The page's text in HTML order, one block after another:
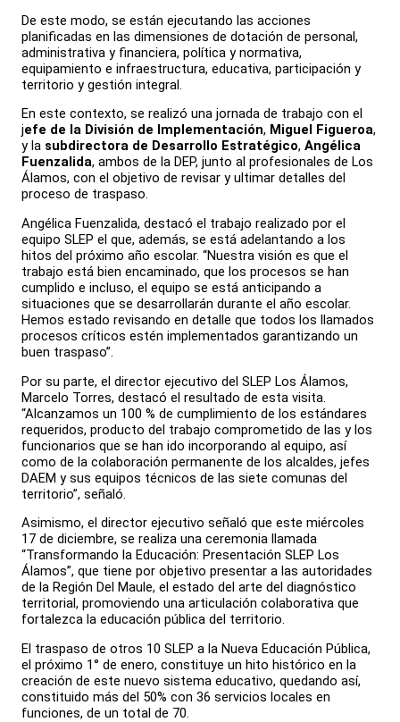
De este modo, se están ejecutando las acciones
planificadas en las dimensiones de dotación de personal,
administrativa y financiera, política y normativa,
equipamiento e infraestructura, educativa, participación y
territorio y gestión integral.
En este contexto, se realizó una jornada de trabajo con el
jefe de la División de Implementación, Miguel Figueroa,
y la subdirectora de Desarrollo Estratégico, Angélica
Fuenzalida, ambos de la DEP, junto al profesionales de Los
Álamos, con el objetivo de revisar y ultimar detalles del
proceso de traspaso.
Angélica Fuenzalida, destacó el trabajo realizado por el
equipo SLEP el que, además, se está adelantando a los
hitos del próximo año escolar. “Nuestra visión es que el
trabajo está bien encaminado, que los procesos se han
cumplido e incluso, el equipo se está anticipando a
situaciones que se desarrollarán durante el año escolar.
Hemos estado revisando en detalle que todos los llamados
procesos críticos estén implementados garantizando un
buen traspaso”.
Por su parte, el director ejecutivo del SLEP Los Álamos,
Marcelo Torres, destacó el resultado de esta visita.
“Alcanzamos un 100 % de cumplimiento de los estándares
requeridos, producto del trabajo comprometido de las y los
funcionarios que se han ido incorporando al equipo, así
como de la colaboración permanente de los alcaldes, jefes
DAEM y sus equipos técnicos de las siete comunas del
territorio”, señaló.
Asimismo, el director ejecutivo señaló que este miércoles
17 de diciembre, se realiza una ceremonia llamada
“Transformando la Educación: Presentación SLEP Los
Álamos”, que tiene por objetivo presentar a las autoridades
de la Región Del Maule, el estado del arte del diagnóstico
territorial, promoviendo una articulación colaborativa que
fortalezca la educación pública del territorio.
El traspaso de otros 10 SLEP a la Nueva Educación Pública,
el próximo 1° de enero, constituye un hito histórico en la
creación de este nuevo sistema educativo, quedando así,
constituido más del 50% con 36 servicios locales en
funciones, de un total de 70.